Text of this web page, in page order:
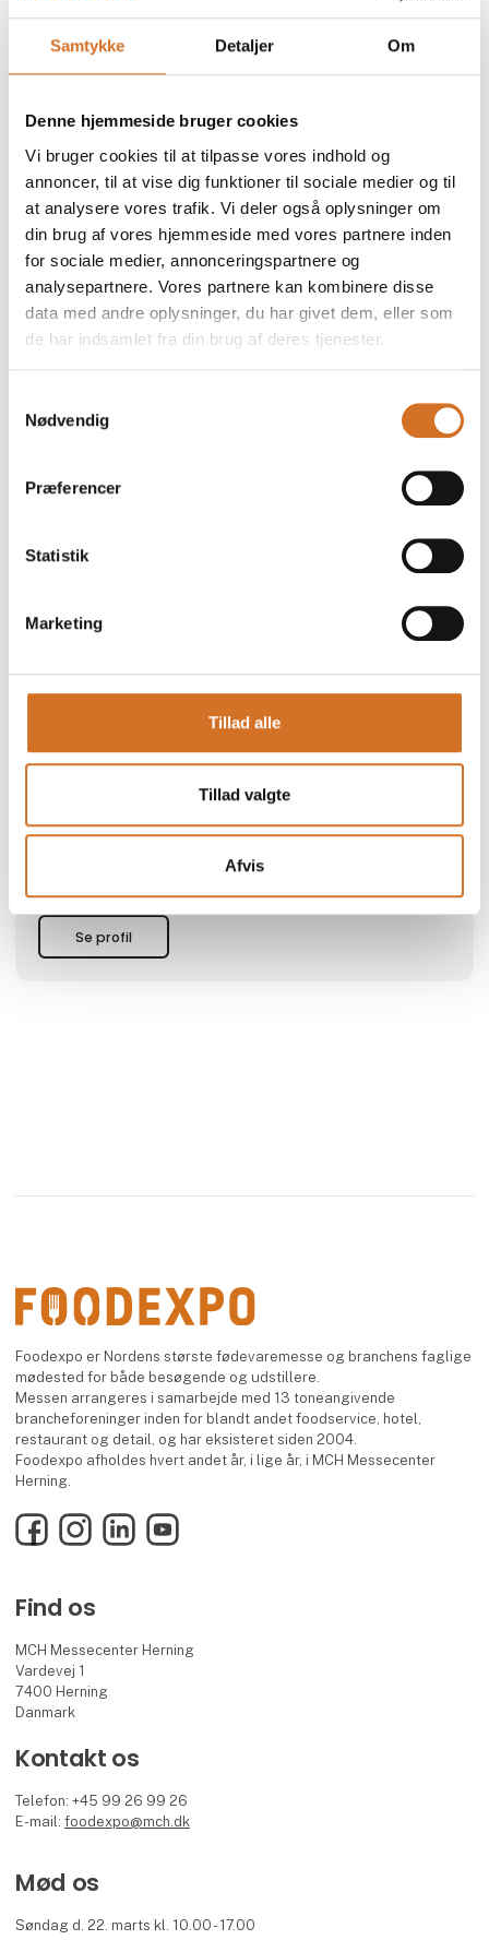
Samtykke Detaljer Om
Denne hjemmeside bruger cookies
Vi bruger cookies til at tilpasse vores indhold og
annoncer, til at vise dig funktioner til sociale medier og til
at analysere vores trafik. Vi deler også oplysninger om
din brug af vores hjemmeside med vores partnere inden
for sociale medier, annonceringspartnere og
analysepartnere. Vores partnere kan kombinere disse
data med andre oplysninger, du har givet dem, eller som
de har indsamlet fra din brug af deres tjenester.
Nødvendig
Præferencer
Statistik
Marketing
Tillad alle
Tillad valgte
Afvis
Atlantic Cod
Fish & Chips
Sjógæti
Sjógæti er en færøsk fiskevirksomhed, grundlagt i 2007, som
specialiserer sig i friske og frosne fiskeprodukter fra de rene
og kolde farvande omkring Færøerne. Virksomheden tilbyder
produktionsfaciliteter og detailkanaler, herunder Sjógætis
der kører rundt i hele landet. Sjógæti har mange års erfaring
inden for fiskeforarbejdning og distribution og leverer
dagligt kvalitetsprodukter til butikker over hele Færøerne
samt direkte til kunder gennem deres udbringningsruter.
Se profil
Foodexpo er Nordens største fødevaremesse og branchens faglige
mødested for både besøgende og udstillere.
Messen arrangeres i samarbejde med 13 toneangivende
brancheforeninger inden for blandt andet foodservice, hotel,
restaurant og detail, og har eksisteret siden 2004.
Foodexpo afholdes hvert andet år, i lige år, i MCH Messecenter
Herning.
FacebookInstagramLinkedInYouTube
Find os
MCH Messecenter Herning
Vardevej 1
7400 Herning
Danmark
Kontakt os
Telefon: +45 99 26 99 26
E-mail:foodexpo@mch.dk
Mød os
Søndag d. 22. marts kl. 10.00 - 17.00